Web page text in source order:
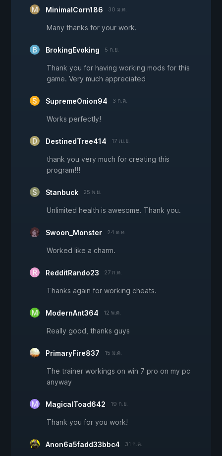
MinimalCorn186 30 ม.ค.
Many thanks for your work.
BrokingEvoking 5 ก.ย.
Thank you for having working mods for this
game. Very much appreciated
SupremeOnion94 3 ก.ค.
Works perfectly!
DestinedTree414 17 เม.ย.
thank you very much for creating this
program!!!
Stanbuck 25 พ.ย.
Unlimited health is awesome. Thank you.
Swoon_Monster 24 ต.ค.
Worked like a charm.
RedditRando23 27 ก.ค.
Thanks again for working cheats.
ModernAnt364 12 พ.ค.
Really good, thanks guys
PrimaryFire837 15 ม.ค.
The trainer workings on win 7 pro on my pc
anyway
MagicalToad642 19 ก.ย.
Thank you for you work!
Anon6a5fadd33bbc4 31 ก.ค.